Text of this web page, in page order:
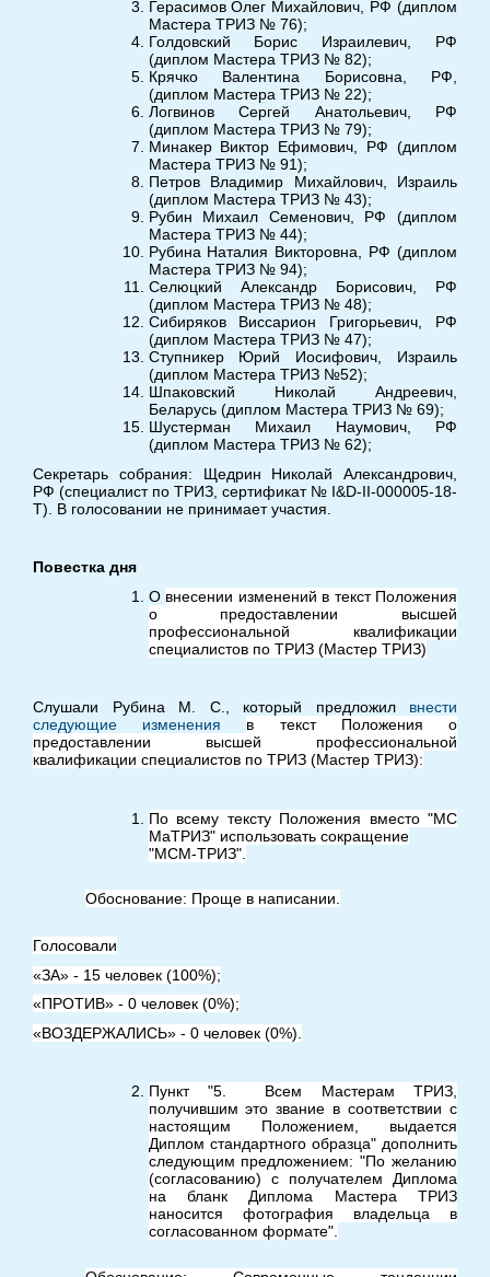
Герасимов Олег Михайлович, РФ (диплом
Мастера ТРИЗ № 76);
Голдовский Борис Израилевич, РФ
(диплом Мастера ТРИЗ № 82);
Крячко Валентина Борисовна, РФ,
(диплом Мастера ТРИЗ № 22);
Логвинов Сергей Анатольевич, РФ
(диплом Мастера ТРИЗ № 79);
Минакер Виктор Ефимович, РФ (диплом
Мастера ТРИЗ № 91);
Петров Владимир Михайлович, Израиль
(диплом Мастера ТРИЗ № 43);
Рубин Михаил Семенович, РФ (диплом
Мастера ТРИЗ № 44);
Рубина Наталия Викторовна, РФ (диплом
Мастера ТРИЗ № 94);
Селюцкий Александр Борисович, РФ
(диплом Мастера ТРИЗ № 48);
Сибиряков Виссарион Григорьевич, РФ
(диплом Мастера ТРИЗ № 47);
Ступникер Юрий Иосифович, Израиль
(диплом Мастера ТРИЗ №52);
Шпаковский Николай Андреевич,
Беларусь (диплом Мастера ТРИЗ № 69);
Шустерман Михаил Наумович, РФ
(диплом Мастера ТРИЗ № 62);
Секретарь собрания: Щедрин Николай Александрович,
РФ (специалист по ТРИЗ, сертификат № I&D-II-000005-18-
Т). В голосовании не принимает участия.
Повестка дня
О внесении изменений в текст Положения
о предоставлении высшей
профессиональной квалификации
специалистов по ТРИЗ (Мастер ТРИЗ)
Слушали Рубина М. С., который предложил внести
следующие изменения в текст Положения о
предоставлении высшей профессиональной
квалификации специалистов по ТРИЗ (Мастер ТРИЗ):
По всему тексту Положения вместо "МС
МаТРИЗ" использовать сокращение
"МСМ-ТРИЗ".
Обоснование: Проще в написании.
Голосовали
«ЗА» - 15 человек (100%);
«ПРОТИВ» - 0 человек (0%);
«ВОЗДЕРЖАЛИСЬ» - 0 человек (0%).
Пункт "5. Всем Мастерам ТРИЗ,
получившим это звание в соответствии с
настоящим Положением, выдается
Диплом стандартного образца" дополнить
следующим предложением: "По желанию
(согласованию) с получателем Диплома
на бланк Диплома Мастера ТРИЗ
наносится фотография владельца в
согласованном формате".